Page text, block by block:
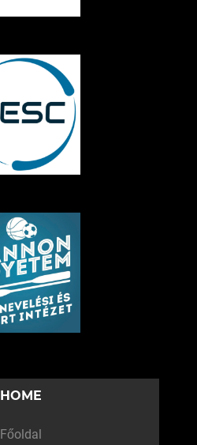
HOME
Főoldal